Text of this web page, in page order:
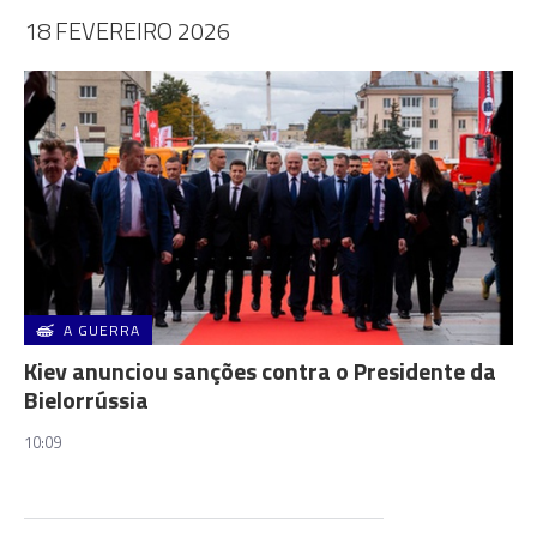
18 FEVEREIRO 2026
A GUERRA
Kiev anunciou sanções contra o Presidente da
Bielorrússia
10:09